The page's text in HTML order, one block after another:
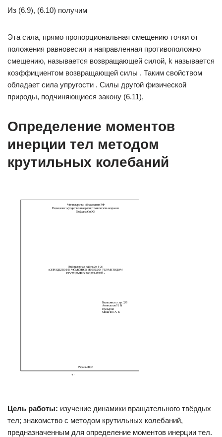
Из (6.9), (6.10) получим
Эта сила, прямо пропорциональная смещению точки от
положения равновесия и направленная противоположно
смещению, называется возвращающей силой, k называется
коэффициентом возвращающей силы . Таким свойством
обладает сила упругости . Силы другой физической
природы, подчиняющиеся закону (6.11),
Определение моментов
инерции тел методом
крутильных колебаний
Цель работы: изучение динамики вращательного твёрдых
тел; знакомство с методом крутильных колебаний,
предназначенным для определение моментов инерции тел.